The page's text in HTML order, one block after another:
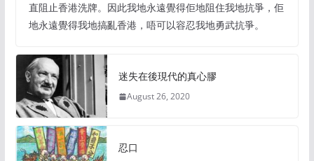
直阻止香港洗牌。因此我地永遠覺得佢地阻住我地抗爭，佢
地永遠覺得我地搞亂香港，唔可以容忍我地勇武抗爭。
迷失在後現代的真心膠
August 26, 2020
忍口